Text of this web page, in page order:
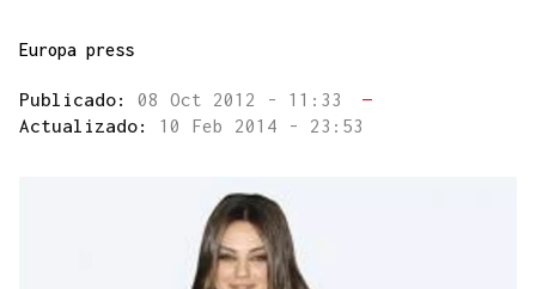
Europa press
Publicado: 08 Oct 2012 - 11:33
—
Actualizado: 10 Feb 2014 - 23:53